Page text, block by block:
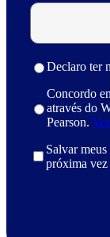
Declaro ter
Concordo
através do
Pearson.
Salvar meus
próxima vez